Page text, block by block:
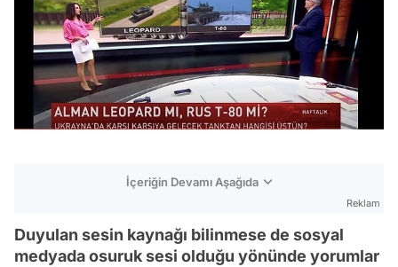
İçeriğin Devamı Aşağıda
Reklam
Duyulan sesin kaynağı bilinmese de sosyal
medyada osuruk sesi olduğu yönünde yorumlar